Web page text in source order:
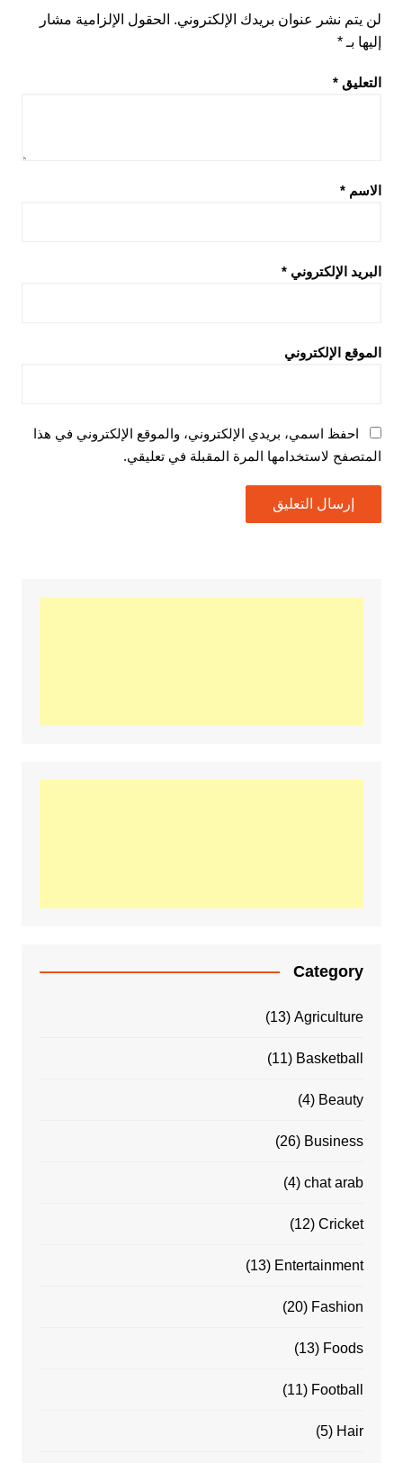
لن يتم نشر عنوان بريدك الإلكتروني. الحقول الإلزامية مشار
إليها بـ *
التعليق *
الاسم *
البريد الإلكتروني *
الموقع الإلكتروني
احفظ اسمي، بريدي الإلكتروني، والموقع الإلكتروني في هذا
المتصفح لاستخدامها المرة المقبلة في تعليقي.
Category
Agriculture
(13)
Basketball
(11)
Beauty
(4)
Business
(26)
chat arab
(4)
Cricket
(12)
Entertainment
(13)
Fashion
(20)
Foods
(13)
Football
(11)
Hair
(5)